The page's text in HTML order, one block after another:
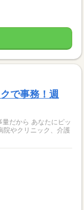
で事務！週
量だから あなたにピッ